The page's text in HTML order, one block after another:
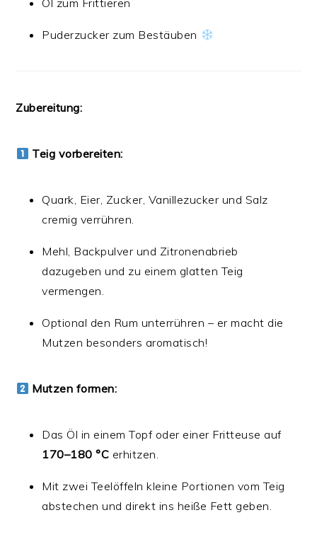
Öl zum Frittieren ️
Puderzucker zum Bestäuben
Zubereitung:
Teig vorbereiten:
Quark, Eier, Zucker, Vanillezucker und Salz
cremig verrühren.
Mehl, Backpulver und Zitronenabrieb
dazugeben und zu einem glatten Teig
vermengen.
Optional den Rum unterrühren – er macht die
Mutzen besonders aromatisch!
Mutzen formen:
Das Öl in einem Topf oder einer Fritteuse auf
170–180 °C erhitzen.
Mit zwei Teelöffeln kleine Portionen vom Teig
abstechen und direkt ins heiße Fett geben.